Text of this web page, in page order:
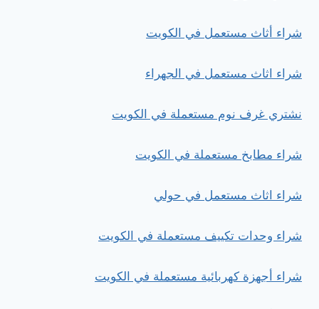
شراء أثاث مستعمل في الكويت
شراء اثاث مستعمل في الجهراء
نشتري غرف نوم مستعملة في الكويت
شراء مطابخ مستعملة في الكويت
شراء اثاث مستعمل في حولي
شراء وحدات تكييف مستعملة في الكويت
شراء أجهزة كهربائية مستعملة في الكويت